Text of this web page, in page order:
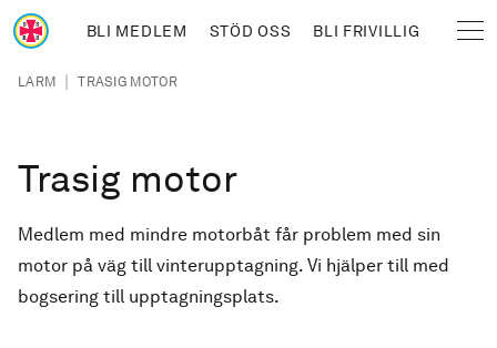
Hoppa till huvudinnehåll
BLI MEDLEM STÖD OSS BLI FRIVILLIG
Länkstig
LARM | TRASIG MOTOR
Trasig motor
Medlem med mindre motorbåt får problem med sin
motor på väg till vinterupptagning. Vi hjälper till med
bogsering till upptagningsplats.